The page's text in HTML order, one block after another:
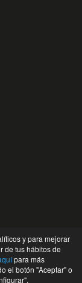
- España
de Gira
y para mejorar
de tus hábitos de
para más
el botón "Aceptar" o